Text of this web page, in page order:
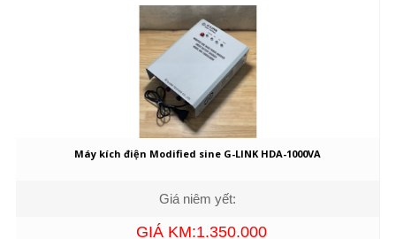
Máy kích điện Modified sine G-LINK HDA-1000VA
Giá niêm yết:
GIÁ KM:1.350.000